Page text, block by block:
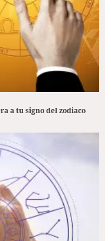
a tu signo del zodiaco